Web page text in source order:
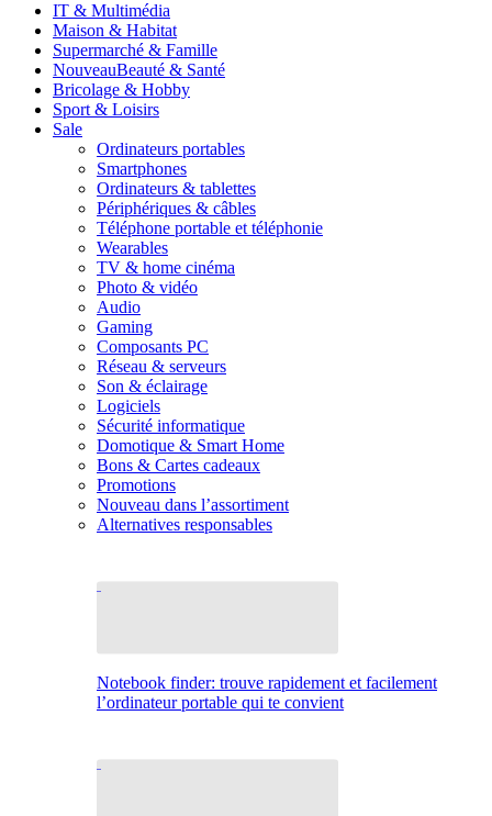
IT & Multimédia
Maison & Habitat
Supermarché & Famille
NouveauBeauté & Santé
Bricolage & Hobby
Sport & Loisirs
Sale
Ordinateurs portables
Smartphones
Ordinateurs & tablettes
Périphériques & câbles
Téléphone portable et téléphonie
Wearables
TV & home cinéma
Photo & vidéo
Audio
Gaming
Composants PC
Réseau & serveurs
Son & éclairage
Logiciels
Sécurité informatique
Domotique & Smart Home
Bons & Cartes cadeaux
Promotions
Nouveau dans l’assortiment
Alternatives responsables
Notebook finder: trouve rapidement et facilement
l’ordinateur portable qui te convient